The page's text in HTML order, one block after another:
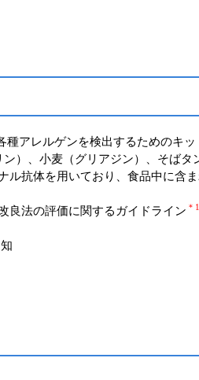
アレルゲンを検出するためのキ
）、小麦（グリアジン）、そば
ル抗体を用いており、食品中に含
良法の評価に関するガイドライン ＊1